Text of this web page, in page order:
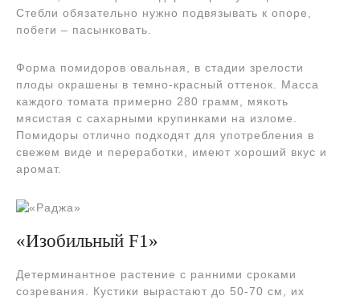
Стебли обязательно нужно подвязывать к опоре,
побеги – пасынковать.
Форма помидоров овальная, в стадии зрелости
плоды окрашены в темно-красный оттенок. Масса
каждого томата примерно 280 грамм, мякоть
мясистая с сахарными крупинками на изломе.
Помидоры отлично подходят для употребления в
свежем виде и переработки, имеют хороший вкус и
аромат.
«Изобильный F1»
Детерминантное растение с ранними сроками
созревания. Кустики вырастают до 50-70 см, их